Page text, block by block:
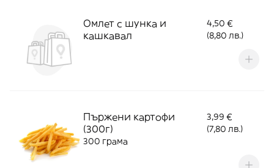
Омлет с шунка и
кашкавал
4,50 €
(8,80 лв.)
Пържени картофи
(300г)
3,99 €
(7,80 лв.)
300 грама